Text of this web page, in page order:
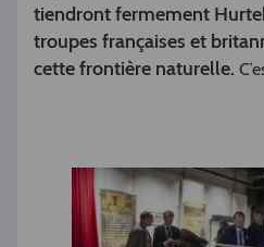
tiendront fermement
troupes françaises et
cette frontière naturelle.